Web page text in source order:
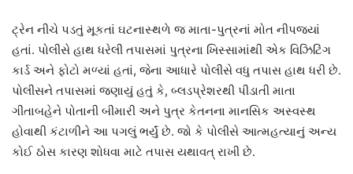
ટ્રેન નીચે પડતું મૂકતાં ઘટનાસ્થળે જ માતા-પુત્રનાં મોત નીપજ્યાં
હતાં. પોલીસે હાથ ધરેલી તપાસમાં પુત્રના ખિસ્સામાંથી એક વિઝિટિંગ
કાર્ડ અને ફોટો મળ્યાં હતાં, જેના આધારે પોલીસે વધુ તપાસ હાથ ધરી છે.
પોલીસને તપાસમાં જણાયું હતું કે, બ્લડપ્રેશરથી પીડાતી માતા
ગીતાબહેને પોતાની બીમારી અને પુત્ર કેતનના માનસિક અસ્વસ્થ
હોવાથી કંટાળીને આ પગલું ભર્યું છે. જો કે પોલીસે આત્મહત્યાનું અન્ય
કોઈ ઠોસ કારણ શોધવા માટે તપાસ યથાવત્ રાખી છે.